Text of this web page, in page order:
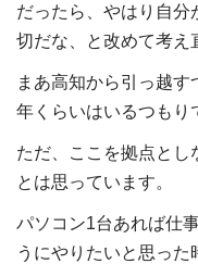
だったら、やはり自分
切だな、と改めて考え
まあ高知から引っ越
年くらいはいるつもり
ただ、ここを拠点とし
とは思っています。
パソコン1台あれば仕
うにやりたいと思った